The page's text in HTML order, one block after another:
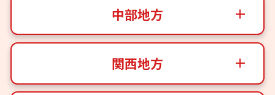
中部地方
関西地方